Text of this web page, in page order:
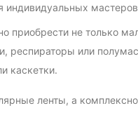
не только
респираторы или
каскетки.
ленты, а